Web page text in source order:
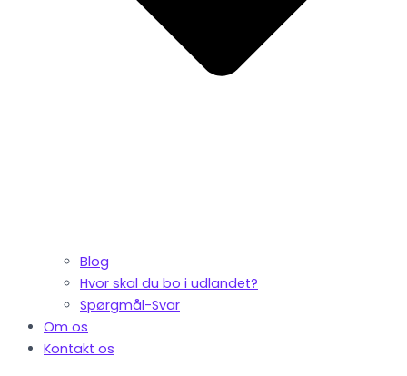
Blog
Hvor skal du bo i udlandet?
Spørgmål-Svar
Om os
Kontakt os